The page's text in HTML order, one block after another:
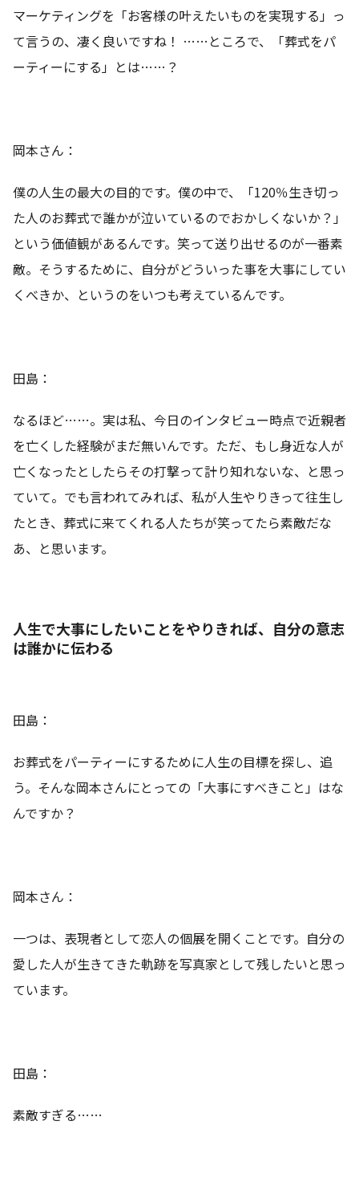
マーケティングを「お客様の叶えたいものを実現する」っ
て言うの、凄く良いですね！ ……ところで、「葬式をパ
ーティーにする」とは……？
岡本さん：
僕の人生の最大の目的です。僕の中で、「120％生き切っ
た人のお葬式で誰かが泣いているのでおかしくないか？」
という価値観があるんです。笑って送り出せるのが一番素
敵。そうするために、自分がどういった事を大事にしてい
くべきか、というのをいつも考えているんです。
田島：
なるほど……。実は私、今日のインタビュー時点で近親者
を亡くした経験がまだ無いんです。ただ、もし身近な人が
亡くなったとしたらその打撃って計り知れないな、と思っ
ていて。でも言われてみれば、私が人生やりきって往生し
たとき、葬式に来てくれる人たちが笑ってたら素敵だな
あ、と思います。
人生で大事にしたいことをやりきれば、自分の意志
は誰かに伝わる
田島：
お葬式をパーティーにするために人生の目標を探し、追
う。そんな岡本さんにとっての「大事にすべきこと」はな
んですか？
岡本さん：
一つは、表現者として恋人の個展を開くことです。自分の
愛した人が生きてきた軌跡を写真家として残したいと思っ
ています。
田島：
素敵すぎる……